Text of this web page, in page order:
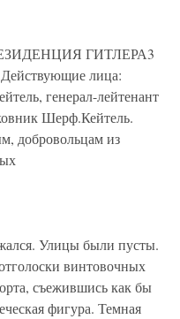
ГИТЛЕРА3
лица:
генерал-лейтенант
Шерф.Кейтель.
добровольцам из
Улицы были пусты.
винтовочных
съежившись как бы
фигура. Темная